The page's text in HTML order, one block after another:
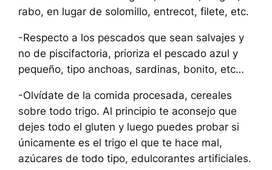
rabo, en lugar de solomillo, entrecot, filete, etc.
-Respecto a los pescados que sean salvajes y
no de piscifactoria, prioriza el pescado azul y
pequeño, tipo anchoas, sardinas, bonito, etc…
-Olvídate de la comida procesada, cereales
sobre todo trigo. Al principio te aconsejo que
dejes todo el gluten y luego puedes probar si
únicamente es el trigo el que te hace mal,
azúcares de todo tipo, edulcorantes artificiales.